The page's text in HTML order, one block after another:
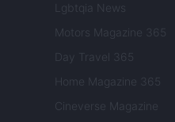
Lgbtqia News
Motors Magazine 365
Day Travel 365
Home Magazine 365
Cineverse Magazine